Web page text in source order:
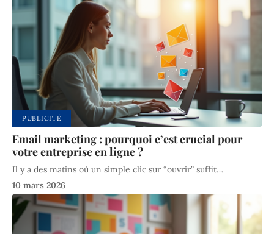
PUBLICITÉ
Email marketing : pourquoi c’est crucial pour
votre entreprise en ligne ?
Il y a des matins où un simple clic sur “ouvrir” suffit…
10 mars 2026